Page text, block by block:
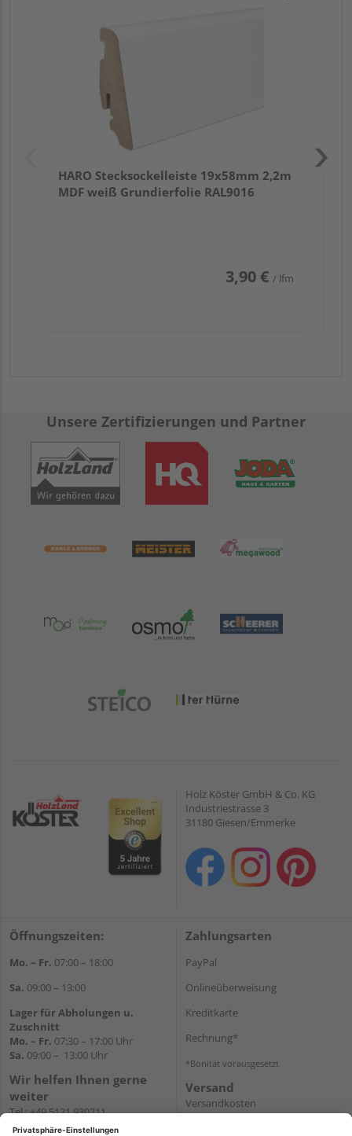
HARO Stecksockelleiste 19x58mm 2,2m
MDF weiß Grundierfolie RAL9016
3,90 € / lfm
Unsere Zertifizierungen und Partner
Holz Köster GmbH & Co. KG
Industriestrasse 3
31180 Giesen/Emmerke
Öffnungszeiten:
Mo. – Fr. 07:00 – 18:00
Sa. 09:00 – 13:00
Lager für Abholungen u.
Zuschnitt
Mo. – Fr. 07:30 – 17:00 Uhr
Sa. 09:00 – 13:00 Uhr
Wir helfen Ihnen gerne
weiter
Tel.:+49 5121 930211
E-Mail:holzlandshop@holzland-
Zahlungsarten
PayPal
Onlineüberweisung
Kreditkarte
Rechnung*
*Bonität vorausgesetzt
Versand
Versandkosten